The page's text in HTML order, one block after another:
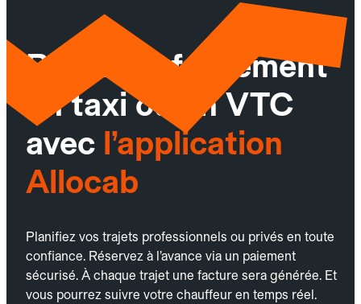
Réservez facilement
un taxi ou un VTC
avec l’application
Allocab
Planifiez vos trajets professionnels ou privés en toute
confiance. Réservez à l’avance via un paiement
sécurisé. À chaque trajet une facture sera générée. Et
vous pourrez suivre votre chauffeur en temps réel.